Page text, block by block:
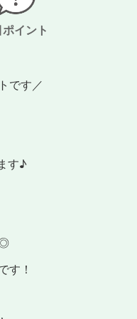
イント
です／
す♪
◎
す！